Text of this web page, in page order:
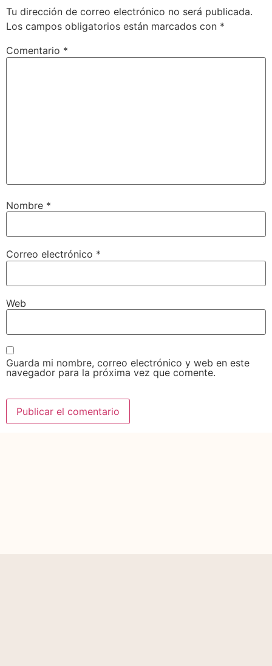
Tu dirección de correo electrónico no será publicada.
Los campos obligatorios están marcados con *
Comentario *
Nombre *
Correo electrónico *
Web
Guarda mi nombre, correo electrónico y web en este
navegador para la próxima vez que comente.